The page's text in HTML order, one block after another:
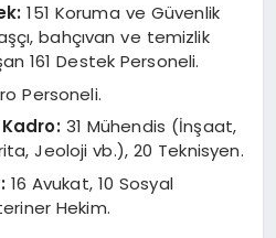
151 Koruma ve Güvenlik
bahçıvan ve temizlik
161 Destek Personeli.
Personeli.
31 Mühendis (İnşaat,
Jeoloji vb.), 20 Teknisyen.
16 Avukat, 10 Sosyal
Hekim.